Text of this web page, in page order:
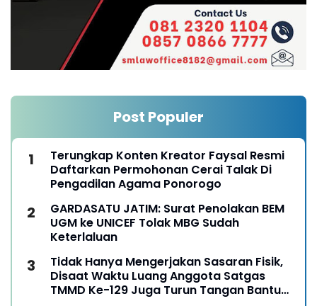
Post Populer
Terungkap Konten Kreator Faysal Resmi
Daftarkan Permohonan Cerai Talak Di
Pengadilan Agama Ponorogo
GARDASATU JATIM: Surat Penolakan BEM
UGM ke UNICEF Tolak MBG Sudah
Keterlaluan
Tidak Hanya Mengerjakan Sasaran Fisik,
Disaat Waktu Luang Anggota Satgas
TMMD Ke-129 Juga Turun Tangan Bantu